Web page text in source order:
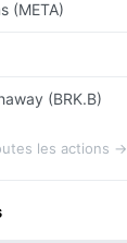
(META)
(BRK.B)
les actions →